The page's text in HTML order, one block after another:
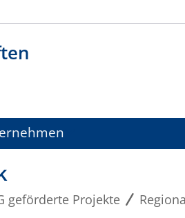
geförderte Projekte